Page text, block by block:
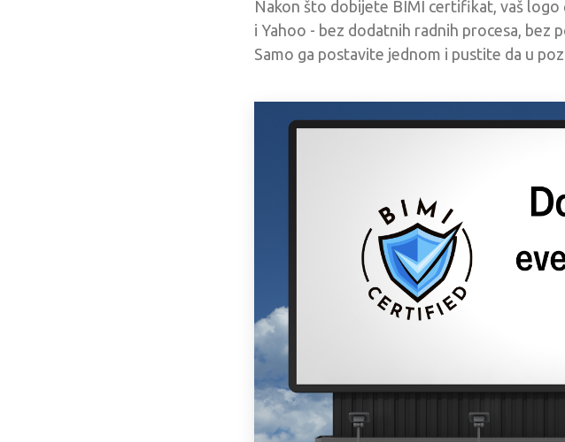
Nakon što dobijete BIMI certifikat, vaš logo
i Yahoo - bez dodatnih radnih procesa, bez
Samo ga postavite jednom i pustite da u